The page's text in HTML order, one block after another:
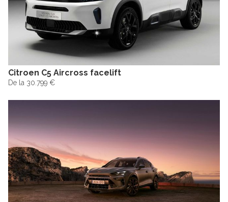
Citroen C5 Aircross facelift
De la 30.799 €